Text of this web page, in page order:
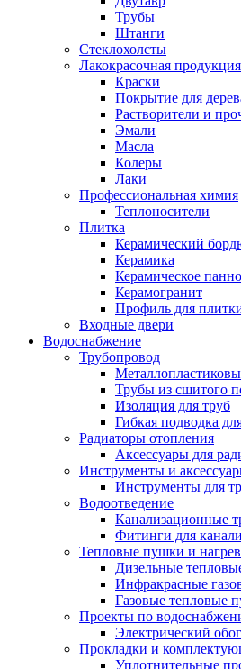
Трубы
Штанги
Стеклохолсты
Лакокрасочная продукция
Краски
Покрытие для
Растворители и
Эмали
Масла
Колеры
Лаки
Профессиональная химия
Теплоносители
Плитка
Керамический
Керамика
Керамическое
Керамогранит
Профиль для
Входные двери
Водоснабжение
Трубопровод
Трубы из сшитого
Изоляция для труб
Гибкая подводка
Радиаторы отопления
Аксессуары для
Инструменты и
Инструменты для
Водоотведение
Канализационные
Фитинги для
Тепловые пушки и
Дизельные
Инфракрасные
Газовые тепловые
Проекты по
Электрический
Прокладки и
Уплотнительные